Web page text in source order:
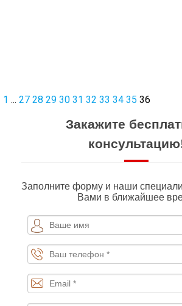
1 ... 27 28 29 30 31 32 33 34 35 36
Закажите
Заполните форму и наши
Вами в ближайшее